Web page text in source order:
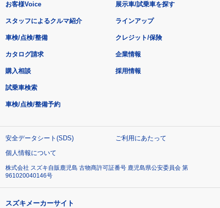
お客様Voice
スタッフによるクルマ紹介
展示車/試乗車を探す
ラインアップ
車検/点検/整備 クレジット/保険
カタログ請求
購入相談
試乗車検索
車検/点検/整備予約
企業情報
採用情報
安全データシート(SDS)
ご利用にあたって
個人情報について
株式会社 スズキ自販鹿児島 古物商許可証番号 鹿児島県公安委員会 第
961020040146号
スズキメーカーサイト